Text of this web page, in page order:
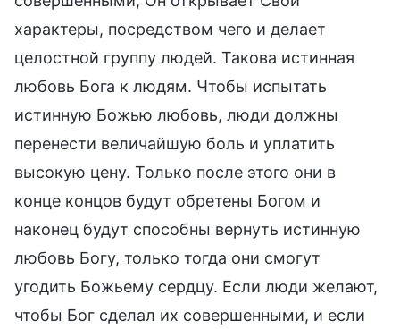
характеры, посредством чего и делает
целостной группу людей. Такова истинная
любовь Бога к людям. Чтобы испытать
истинную Божью любовь, люди должны
перенести величайшую боль и уплатить
высокую цену. Только после этого они в
конце концов будут обретены Богом и
наконец будут способны вернуть истинную
любовь Богу, только тогда они смогут
угодить Божьему сердцу. Если люди желают,
чтобы Бог сделал их совершенными, и если